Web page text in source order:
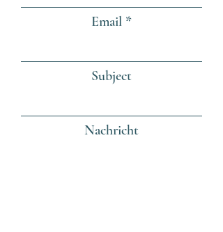
Email
Subject
Nachricht